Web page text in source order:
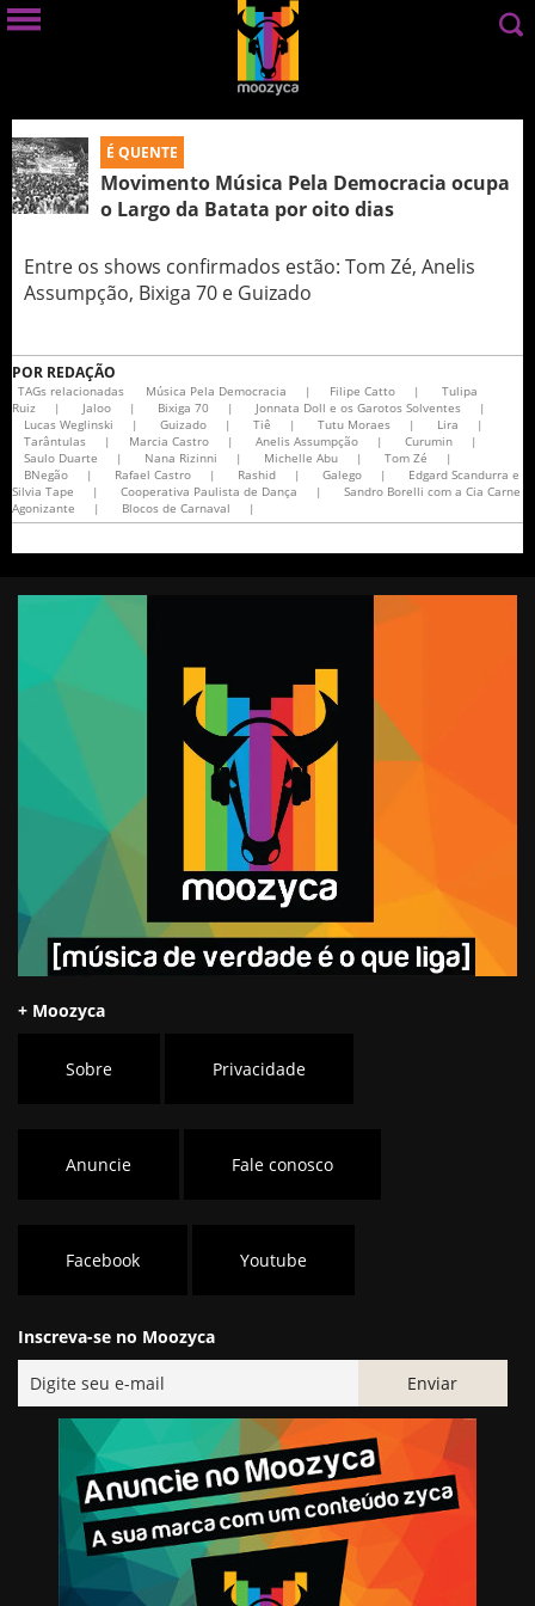
É QUENTE
Movimento Música Pela Democracia ocupa
o Largo da Batata por oito dias
Entre os shows confirmados estão: Tom Zé, Anelis
Assumpção, Bixiga 70 e Guizado
POR REDAÇÃO
TAGs relacionadas Música Pela Democracia | Filipe Catto |
Tulipa
Ruiz
| Jaloo | Bixiga 70 | Jonnata Doll e os Garotos Solventes
|
Lucas Weglinski
| Guizado | Tiê | Tutu Moraes | Lira
|
Tarântulas
| Marcia Castro | Anelis Assumpção | Curumin
|
Saulo Duarte
| Nana Rizinni | Michelle Abu | Tom Zé
|
BNegão
| Rafael Castro | Rashid | Galego |
Edgard Scandurra e
Silvia Tape
| Cooperativa Paulista de Dança |
Sandro Borelli com a Cia Carne
Agonizante
| Blocos de Carnaval |
+ Moozyca
Sobre Privacidade
Anuncie Fale conosco
Facebook Youtube
Inscreva-se no Moozyca